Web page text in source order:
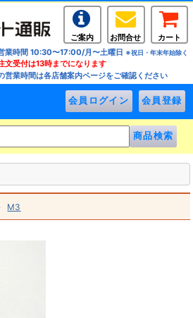
ご案内 お問合せ
カート
業時間 10:30〜17:00/月〜土曜日 ※祝日・年末年始除く
文受付は13時までになります
営業時間は各店舗案内ページをご確認ください
M3